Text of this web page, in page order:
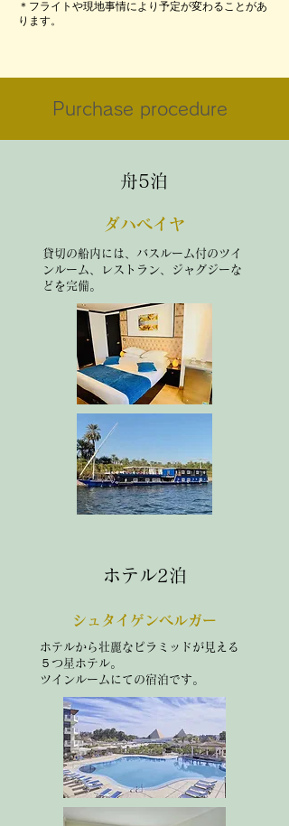
＊フライトや現地事情により予定が変わることがあ
ります。
Purchase procedure
舟5泊
ダハベイヤ
貸切の船内には、バスルーム付のツイ
ンルーム、レストラン、ジャグジーな
どを完備。
ホテル2泊
シュタイゲンベルガー
ホテルから壮麗なピラミッドが見える
５つ星ホテル。
​ツインルームにての宿泊です。